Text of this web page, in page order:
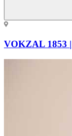
VOKZAL 1853